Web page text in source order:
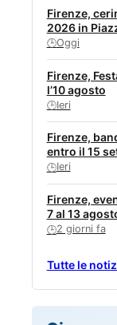
Firenze,
2026 in
🕒Oggi
Firenze,
l’10 agosto
🕒Ieri
Firenze,
entro il 15
🕒Ieri
Firenze,
7 al 13
🕒2 giorni fa
Tutte le